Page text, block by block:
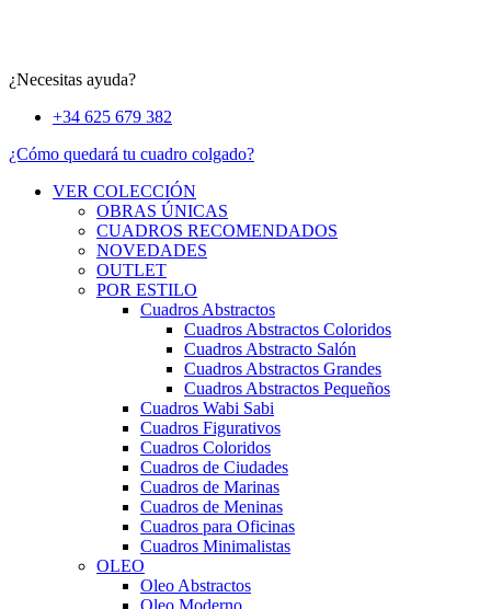
¿Necesitas ayuda?
+34 625 679 382
¿Cómo quedará tu cuadro colgado?
VER COLECCIÓN
OBRAS ÚNICAS
CUADROS RECOMENDADOS
NOVEDADES
OUTLET
POR ESTILO
Cuadros Abstractos
Cuadros Abstractos Coloridos
Cuadros Abstracto Salón
Cuadros Abstractos Grandes
Cuadros Abstractos Pequeños
Cuadros Wabi Sabi
Cuadros Figurativos
Cuadros Coloridos
Cuadros de Ciudades
Cuadros de Marinas
Cuadros de Meninas
Cuadros para Oficinas
Cuadros Minimalistas
OLEO
Oleo Abstractos
Oleo Moderno